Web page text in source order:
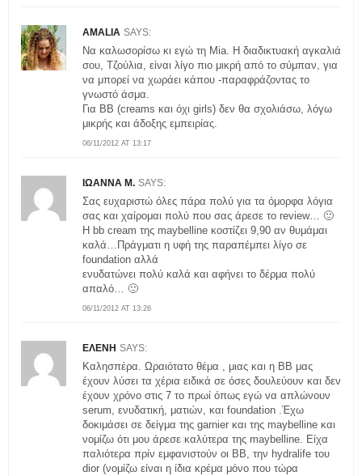
AMALIA SAYS:
06/11/2012 AT 13:17
Να καλωσορίσω κι εγώ τη Mia. Η διαδικτυακή αγκαλιά
σου, Τζούλια, είναι λίγο πιο μικρή από το σύμπαν, για
να μπορεί να χωράει κάπου -παραφράζοντας το
γνωστό άσμα.
Για BB (creams και όχι girls) δεν θα σχολιάσω, λόγω
μικρής και άδοξης εμπειρίας.
ΙΩΑΝΝΑ Μ. SAYS:
06/11/2012 AT 13:26
Σας ευχαριστώ όλες πάρα πολύ για τα όμορφα λόγια
σας και χαίρομαι πολύ που σας άρεσε το review… 🙂
H bb cream της maybelline κοστίζει 9,90 αν θυμάμαι
καλά…Πράγματι η υφή της παραπέμπει λίγο σε
foundation αλλά
ενυδατώνει πολύ καλά και αφήνει το δέρμα πολύ
απαλό… 🙂
ΕΛΕΝΗ SAYS:
Καλησπέρα. Ωραιότατο θέμα , μιας και η ΒΒ μας
έχουν λύσει τα χέρια ειδικά σε όσες δουλεύουν και δεν
έχουν χρόνο στις 7 το πρωί όπως εγώ να απλώνουν
serum, ενυδατική, ματιών, και foundation .Έχω
δοκιμάσει σε δείγμα της garnier και της maybelline και
νομίζω ότι μου άρεσε καλύτερα της maybelline. Είχα
παλιότερα πρίν εμφανιστούν οι ΒΒ, την hydralife του
dior (νομίζω είναι η ίδια κρέμα μόνο που τώρα